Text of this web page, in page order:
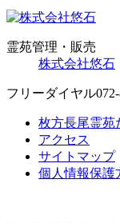
霊苑管理・販売
株式会社悠石
フリーダイヤル
枚方長尾霊苑
アクセス
サイトマップ
個人情報保護